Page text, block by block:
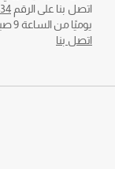
اتصل بنا على الرقم - (800)
يوميًا من الساعة 9 صباحًا حتى 9 مساءً
اتصل بنا